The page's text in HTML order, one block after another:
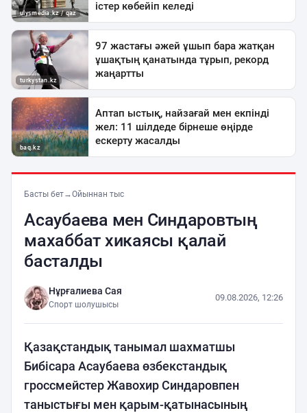
Басты бет→Ойыннан тыс
Асаубаева мен Синдаровтың
махаббат хикаясы қалай
басталды
Нұрғалиева Сая
Спорт шолушысы
09.08.2026, 12:26
Қазақстандық танымал шахматшы
Бибісара Асаубаева өзбекстандық
гроссмейстер Жавохир Синдаровпен
таныстығы мен қарым-қатынасының